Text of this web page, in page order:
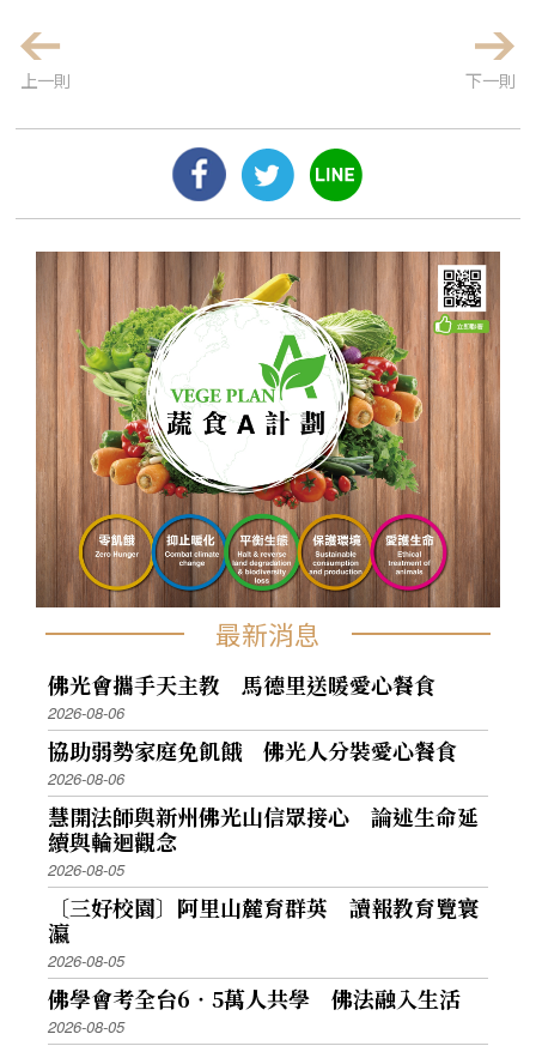
上一則 下一則
最新消息
佛光會攜手天主教 馬德里送暖愛心餐食
2026-08-06
協助弱勢家庭免飢餓 佛光人分裝愛心餐食
2026-08-06
慧開法師與新州佛光山信眾接心 論述生命延
續與輪迴觀念
2026-08-05
〔三好校園〕阿里山麓育群英 讀報教育覽寰
瀛
2026-08-05
佛學會考全台6‧5萬人共學 佛法融入生活
2026-08-05